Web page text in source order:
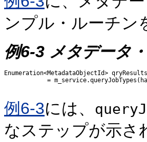
ンプル・ルーチン
例6-3 メタデータ
Enumeration<MetadataObjectId> qryResults
=
例6-3には、
なステップが示さ